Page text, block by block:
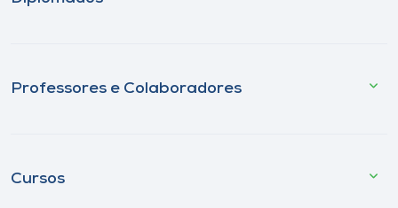
Professores e Colaboradores
Cursos